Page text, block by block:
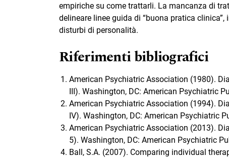
empiriche su come trattarli. La mancanza di
delineare linee guida di “buona pratica
disturbi di personalità.
Riferimenti bibliografici
American Psychiatric Association (1980).
III). Washington, DC: American Psychiatric
American Psychiatric Association (1994).
IV). Washington, DC: American Psychiatric
American Psychiatric Association (2013).
5). Washington, DC: American Psychiatric
Ball, S.A. (2007). Comparing individual